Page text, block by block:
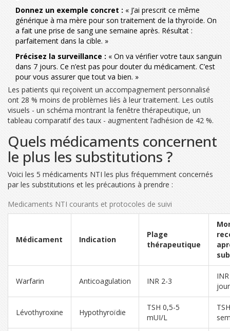
Donnez un exemple concret : « J’ai prescrit ce même
générique à ma mère pour son traitement de la thyroïde. On
a fait une prise de sang une semaine après. Résultat :
parfaitement dans la cible. »
Précisez la surveillance : « On va vérifier votre taux sanguin
dans 7 jours. Ce n’est pas pour douter du médicament. C’est
pour vous assurer que tout va bien. »
Les patients qui reçoivent un accompagnement personnalisé
ont 28 % moins de problèmes liés à leur traitement. Les outils
visuels - un schéma montrant la fenêtre thérapeutique, un
tableau comparatif des taux - augmentent l’adhésion de 42 %.
Quels médicaments concernent
le plus les substitutions ?
Voici les 5 médicaments NTI les plus fréquemment concernés
par les substitutions et les précautions à prendre :
Medicaments NTI courants et protocoles de suivi
Médicament Indication
Plage
thérapeutique
Warfarin Anticoagulation INR 2-3
Lévothyroxine Hypothyroïdie
TSH 0,5-5
mUI/L